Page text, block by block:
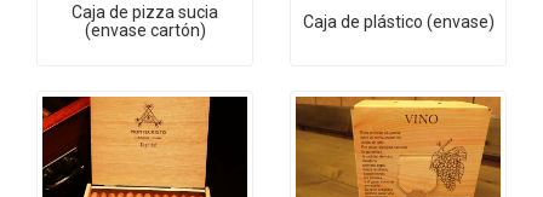
Caja de pizza sucia
(envase cartón)
Caja de plástico (envase)